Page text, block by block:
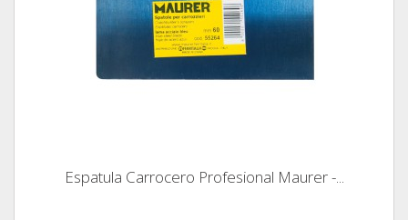
Espatula Carrocero Profesional Maurer -...